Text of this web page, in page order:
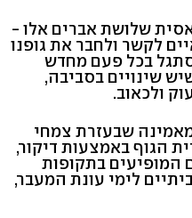
שלושת אברים אלו -
לקשר ולחבר את גופנו
בכל פעם מחדש
שינויים בסביבה,
ולכאוב.
שבעזרת צמחי
הגוף באמצעות דיקור,
המופיעים בתקופות
לימי עונת המעבר,